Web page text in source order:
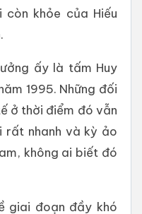
khỏe của Hiếu
ấy là tấm Huy
1995. Những đối
ở thời điểm đó vẫn
rất nhanh và kỳ ảo
không ai biết đó
giai đoạn đầy khó